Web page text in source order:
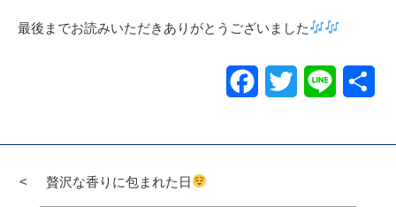
最後までお読みいただきありがとうございました
Facebook
Twitter Line
贅沢な香りに包まれた日